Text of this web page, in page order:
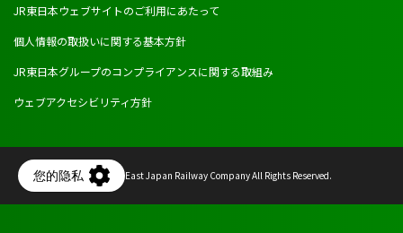
JR東日本ウェブサイトのご利用にあたって
個人情報の取扱いに関する基本方針
JR東日本グループのコンプライアンスに関する取組み
ウェブアクセシビリティ方針
Copyright © East Japan Railway Company All Rights Reserved.